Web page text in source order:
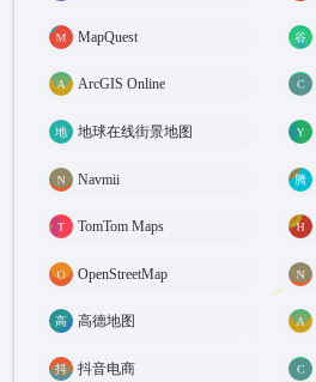
MapQuest
ArcGIS Online
地球在线街景地图
Navmii
TomTom Maps
OpenStreetMap
高德地图
抖音电商